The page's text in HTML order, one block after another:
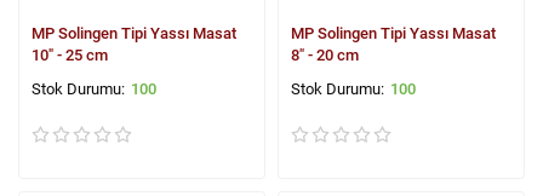
MP Solingen Tipi Yassı Masat
10" - 25 cm
100
MP Solingen Tipi Yassı Masat
8" - 20 cm
100